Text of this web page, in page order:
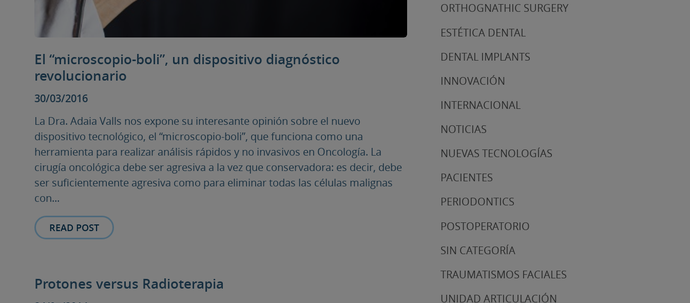
El “microscopio-boli”, un dispositivo diagnóstico
revolucionario
30/03/2016
La Dra. Adaia Valls nos expone su interesante opinión sobre el nuevo
dispositivo tecnológico, el “microscopio-boli”, que funciona como una
herramienta para realizar análisis rápidos y no invasivos en Oncología. La
cirugía oncológica debe ser agresiva a la vez que conservadora: es decir, debe
ser suficientemente agresiva como para eliminar todas las células malignas
con...
READ POST
Protones versus Radioterapia
ORTHOGNATHIC SURGERY
ESTÉTICA DENTAL
DENTAL IMPLANTS
INNOVACIÓN
INTERNACIONAL
NOTICIAS
NUEVAS TECNOLOGÍAS
PACIENTES
PERIODONTICS
POSTOPERATORIO
SIN CATEGORÍA
TRAUMATISMOS FACIALES
UNIDAD ARTICULACIÓN